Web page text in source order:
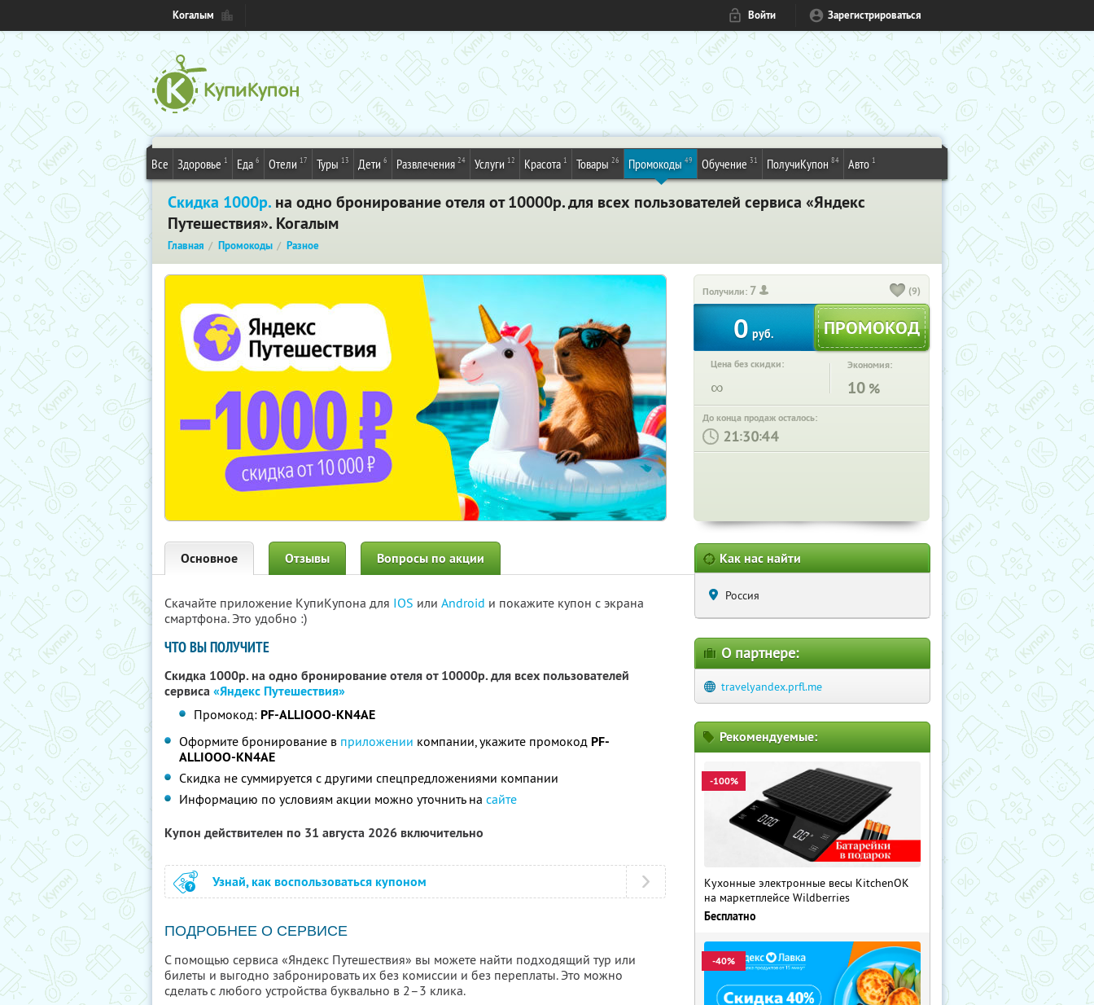
Когалым Войти Зарегистрироваться
Все Здоровье 1 Еда 6 Отели 17 Туры 13 Дети 6 Развлечения 24 Услуги 12 Красота 1 Товары 26 Промокоды 49 Обучение 31 ПолучиКупон 84 Авто 1
Скидка 1000р. на одно бронирование отеля от 10000р. для всех пользователей сервиса «Яндекс
Путешествия». Когалым
Главная Промокоды Разное
Получили: 7 (9)
0 руб.
Цена без скидки:
∞
Экономия:
10 %
До конца продаж осталось:
: :
Основное Отзывы Вопросы по акции
Скачайте приложение КупиКупона для IOS или Android и покажите купон с экрана
смартфона. Это удобно :)
ЧТО ВЫ ПОЛУЧИТЕ
Скидка 1000р. на одно бронирование отеля от 10000р. для всех пользователей
сервиса«Яндекс Путешествия»
Промокод: PF-ALLIOOO-KN4AE
Оформите бронирование в приложении компании, укажите промокод PF-
ALLIOOO-KN4AE
Скидка не суммируется с другими спецпредложениями компании
Информацию по условиям акции можно уточнить на сайте
Купон действителен по 31 августа 2026 включительно
Узнай, как воспользоваться купоном
ПОДРОБНЕЕ О СЕРВИСЕ
С помощью сервиса «Яндекс Путешествия» вы можете найти подходящий тур или
билеты и выгодно забронировать их без комиссии и без переплаты. Это можно
сделать с любого устройства буквально в 2–3 клика.
Как нас найти
Россия
О партнере:
travelyandex.prfl.me
Рекомендуемые:
-100%
Кухонные электронные весы KitchenOK
на маркетплейсе Wildberries
Бесплатно
-40%